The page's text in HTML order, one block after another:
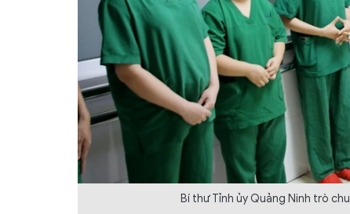
Bí thư Tỉnh ủy Quảng Ninh trò